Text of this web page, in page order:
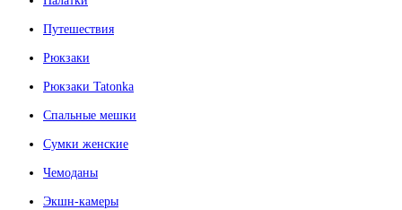
Путешествия
Рюкзаки
Рюкзаки Tatonka
Спальные мешки
Сумки женские
Чемоданы
Экшн-камеры